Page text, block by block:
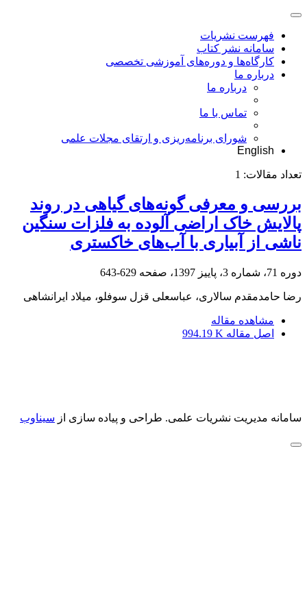
فهرست نشریات
سامانه نشر کتاب
کارگاه‌ها و دوره‌های آموزشی تخصصی
درباره ما
درباره ما
تماس با ما
شورای برنامه‌ریزی و ارتقای مجلات علمی
English
تعداد مقالات: 1
بررسی و معرفی گونه‌های گیاهی در روند
پالایش خاک اراضی آلوده به فلزات سنگین
ناشی از آبیاری با آب‌های خاکستری
دوره 71، شماره 3، پاییز 1397، صفحه 629-643
رضا حامدمقدم سالاری، عباسعلی قزل سوفلو، میلاد ایرانشاهی
مشاهده مقاله
اصل مقاله 994.19 K
سامانه مدیریت نشریات علمی. طراحی و پیاده سازی از سیناوب